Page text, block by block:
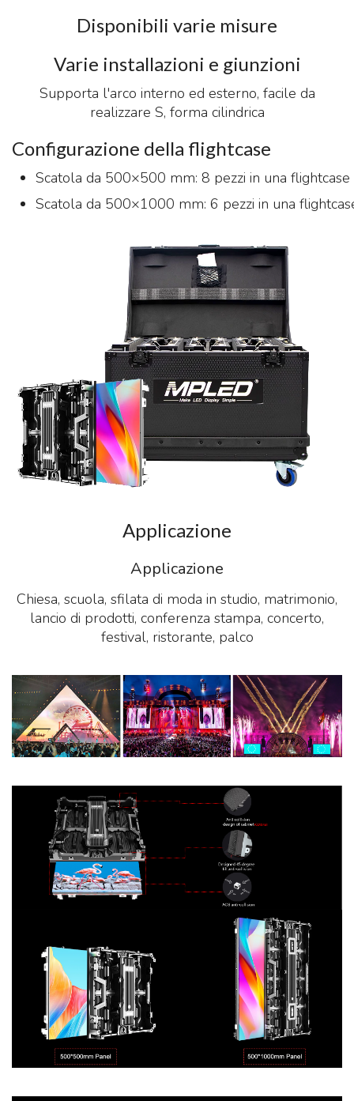
Disponibili varie misure
Varie installazioni e giunzioni
Supporta l'arco interno ed esterno, facile da
realizzare S, forma cilindrica
Configurazione della flightcase
Scatola da 500×500 mm: 8 pezzi in una flightcase
Scatola da 500×1000 mm: 6 pezzi in una
Applicazione
Applicazione
Chiesa, scuola, sfilata di moda in studio, matrimonio,
lancio di prodotti, conferenza stampa, concerto,
festival, ristorante, palco